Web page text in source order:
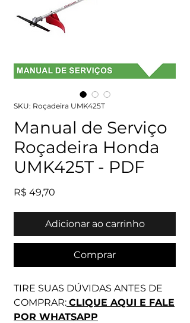
SKU: Roçadeira UMK425T
Manual de Serviço
Roçadeira Honda
UMK425T - PDF
R$ 49,70
Adicionar ao carrinho
Comprar
TIRE SUAS DÚVIDAS ANTES DE
COMPRAR: CLIQUE AQUI E FALE
POR WHATSAPP